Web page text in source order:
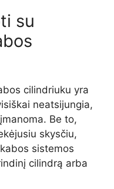
su
cilindriuku yra
neatsijungia,
Be to,
skysčiu,
sistemos
cilindrą arba